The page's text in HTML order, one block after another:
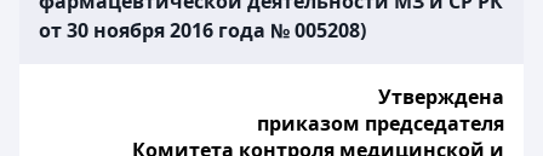
от 30 ноября 2016 года № 005208)
Утверждена
приказом председателя
Комитета контроля медицинской и